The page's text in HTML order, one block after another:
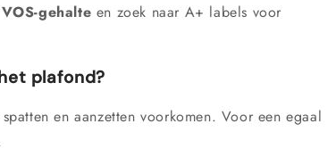
VOS-gehalte en zoek naar A+ labels voor
plafond?
en aanzetten voorkomen. Voor een egaal